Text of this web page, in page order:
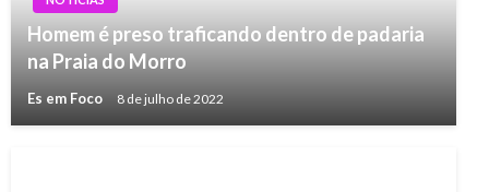
Homem é preso traficando dentro de padaria
na Praia do Morro
Es em Foco 8 de julho de 2022